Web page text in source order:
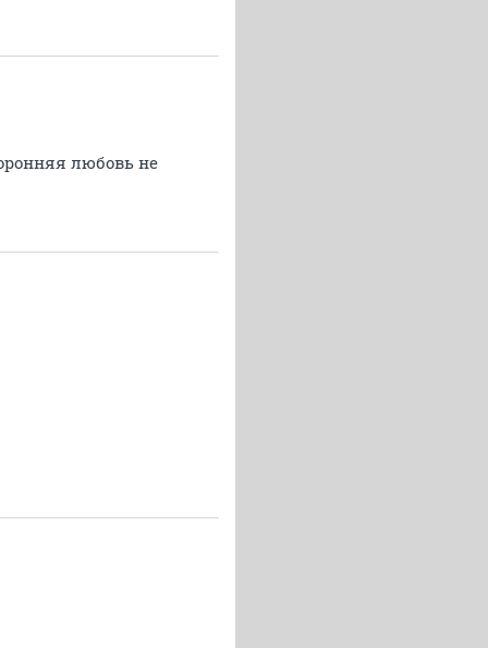
любовь не